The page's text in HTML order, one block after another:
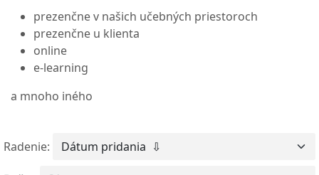
prezenčne v našich učebných priestoroch
prezenčne u klienta
online
e-learning
a mnoho iného
Radenie: